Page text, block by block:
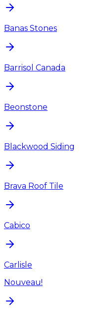
Banas Stones
Barrisol Canada
Beonstone
Blackwood Siding
Brava Roof Tile
Cabico
Carlisle
Nouveau!